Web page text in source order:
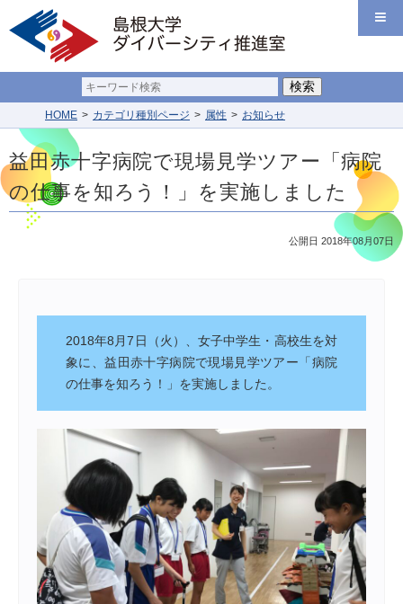
HOME カテゴリ種別ページ 属性 お知らせ
益田赤十字病院で現場見学ツアー「病院
の仕事を知ろう！」を実施しました
公開日 2018年08月07日
2018年8月7日（火）、女子中学生・高校生を対
象に、益田赤十字病院で現場見学ツアー「病院
の仕事を知ろう！」を実施しました。